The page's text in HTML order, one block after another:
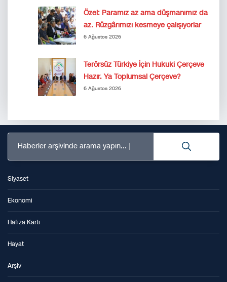
Özel: Paramız az ama düşmanımız da
az. Rüzgârımızı kesmeye çalışıyorlar
6 Ağustos 2026
Terörsüz Türkiye İçin Hukuki Çerçeve
Hazır. Ya Toplumsal Çerçeve?
6 Ağustos 2026
Haberler arşivinde arama yapın...
Siyaset
Ekonomi
Hafıza Kartı
Hayat
Arşiv